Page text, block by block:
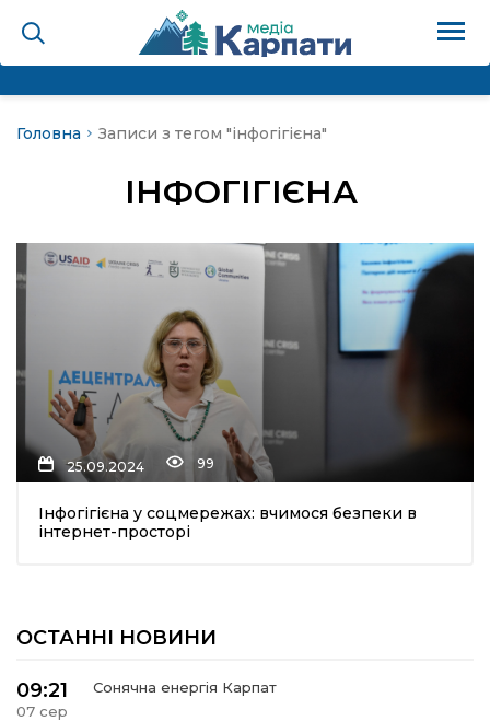
голос гірського
холєра, шо вповідає
Героям!
вісті
Головна Записи з тегом "інфогігієна"
ІНФОГІГІЄНА
25.09.2024 99
Інфогігієна у соцмережах: вчимося безпеки в
інтернет-просторі
ОСТАННІ НОВИНИ
09:21
07 сер
Сонячна енергія Карпат